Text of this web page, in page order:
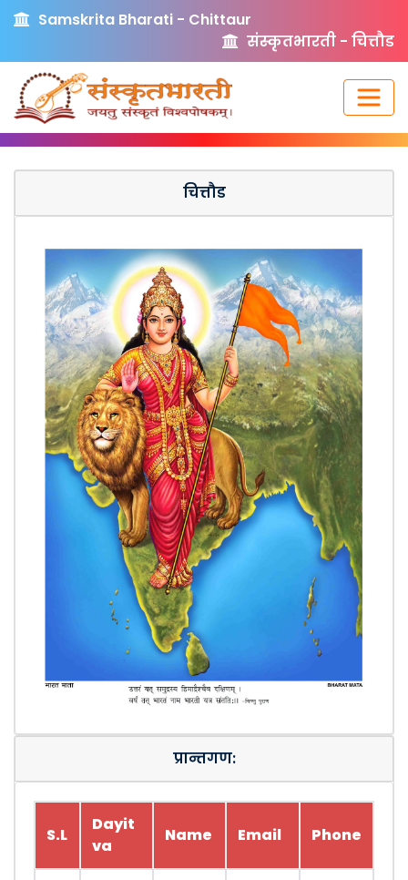
Samskrita Bharati - Chittaur
संस्कृतभारती - चित्तौड
चित्तौड
प्रान्तगण:
S.L
Dayit
va
Name Email Phone